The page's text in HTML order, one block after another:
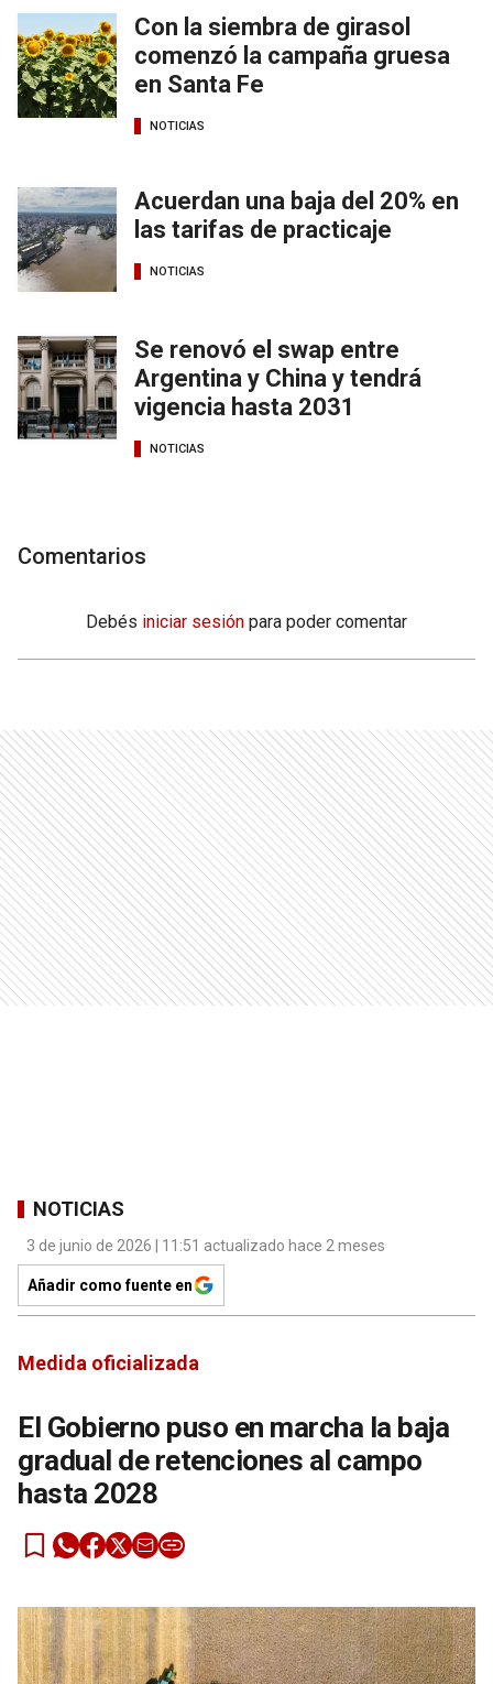
Con la siembra de girasol
comenzó la campaña gruesa
en Santa Fe
NOTICIAS
Acuerdan una baja del 20% en
las tarifas de practicaje
NOTICIAS
Se renovó el swap entre
Argentina y China y tendrá
vigencia hasta 2031
NOTICIAS
Comentarios
Debés iniciar sesión para poder comentar
NOTICIAS
3 de junio de 2026 | 11:51 actualizado hace 2 meses
Añadir como fuente en
Medida oficializada
El Gobierno puso en marcha la baja
gradual de retenciones al campo
hasta 2028